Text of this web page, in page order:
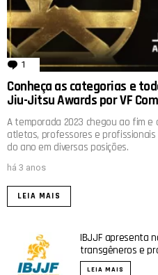
1 comentário
Conheça as categorias e
Jiu-Jitsu Awards por VF
A temporada 2023 chegou ao fim
atletas, professores e
do ano em diversas posições.
há 3 anos
LEIA MAIS
IBJJF apresenta
transgêneros e
LEIA MAIS